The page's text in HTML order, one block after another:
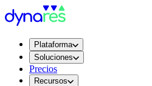
Plataforma
Soluciones
Precios
Recursos